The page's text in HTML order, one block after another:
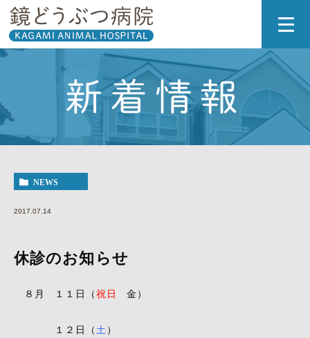
新着情報
NEWS
2017.07.14
休診のお知らせ
８月 １１日（祝日 金）
１２日（ 土 ）